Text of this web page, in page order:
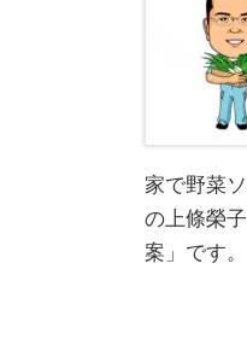
家で野菜
の上條榮
案」です